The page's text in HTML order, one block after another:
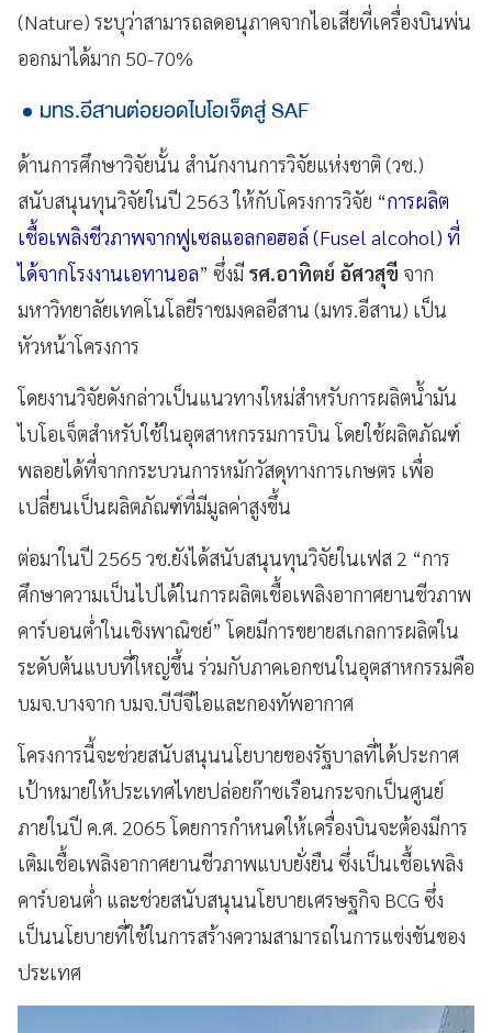
(Nature) ระบุว่าสามารถลดอนุภาคจากไอเสียที่เครื่องบินพ่น
ออกมาได้มาก 50-70%
มทร.อีสานต่อยอดไบโอเจ็ตสู่ SAF
ด้านการศึกษาวิจัยนั้น สำนักงานการวิจัยแห่งชาติ (วช.)
สนับสนุนทุนวิจัยในปี 2563 ให้กับโครงการวิจัย “การผลิต
เชื้อเพลิงชีวภาพจากฟูเซลแอลกอฮอล์ (Fusel alcohol) ที่
ได้จากโรงงานเอทานอล” ซึ่งมี รศ.อาทิตย์ อัศวสุขี จาก
มหาวิทยาลัยเทคโนโลยีราชมงคลอีสาน (มทร.อีสาน) เป็น
หัวหน้าโครงการ
โดยงานวิจัยดังกล่าวเป็นแนวทางใหม่สำหรับการผลิตน้ำมัน
ไบโอเจ็ตสำหรับใช้ในอุตสาหกรรมการบิน โดยใช้ผลิตภัณฑ์
พลอยได้ที่จากกระบวนการหมักวัสดุทางการเกษตร เพื่อ
เปลี่ยนเป็นผลิตภัณฑ์ที่มีมูลค่าสูงขึ้น
ต่อมาในปี 2565 วช.ยังได้สนับสนุนทุนวิจัยในเฟส 2 “การ
ศึกษาความเป็นไปได้ในการผลิตเชื้อเพลิงอากาศยานชีวภาพ
คาร์บอนต่ำในเชิงพาณิชย์” โดยมีการขยายสเกลการผลิตใน
ระดับต้นแบบที่ใหญ่ขึ้น ร่วมกับภาคเอกชนในอุตสาหกรรมคือ
บมจ.บางจาก บมจ.บีบีจีไอและกองทัพอากาศ
โครงการนี้จะช่วยสนับสนุนนโยบายของรัฐบาลที่ได้ประกาศ
เป้าหมายให้ประเทศไทยปล่อยก๊าซเรือนกระจกเป็นศูนย์
ภายในปี ค.ศ. 2065 โดยการกำหนดให้เครื่องบินจะต้องมีการ
เติมเชื้อเพลิงอากาศยานชีวภาพแบบยั่งยืน ซึ่งเป็นเชื้อเพลิง
คาร์บอนต่ำ และช่วยสนับสนุนนโยบายเศรษฐกิจ BCG ซึ่ง
เป็นนโยบายที่ใช้ในการสร้างความสามารถในการแข่งขันของ
ประเทศ